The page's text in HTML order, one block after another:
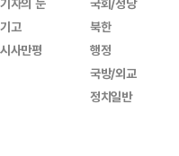
기고
시사만평
북한
행정
국방/외교
정치일반